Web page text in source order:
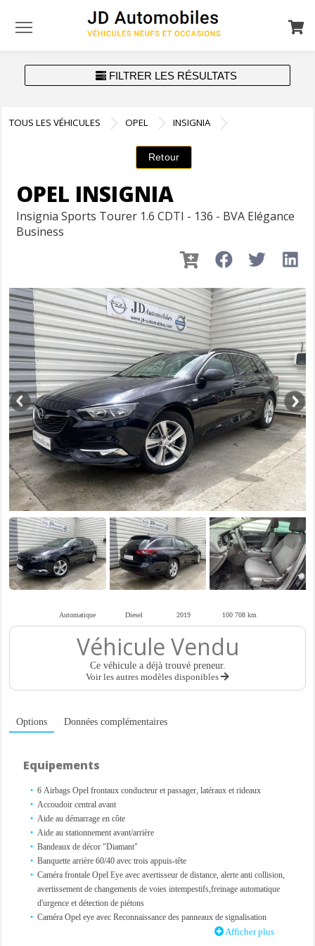
FILTRER LES RÉSULTATS
TOUS LES VÉHICULES OPEL INSIGNIA
OPEL INSIGNIA
Insignia Sports Tourer 1.6 CDTI - 136 - BVA Elégance
Business
Automatique Diesel 2019 100 708 km
Véhicule Vendu
Ce véhicule a déjà trouvé preneur.
Voir les autres modèles disponibles
Options Données complémentaires
Equipements
6 Airbags Opel frontaux conducteur et passager, latéraux et rideaux
Accoudoir central avant
Aide au démarrage en côte
Aide au stationnement avant/arrière
Bandeaux de décor "Diamant"
Banquette arrière 60/40 avec trois appuis-tête
Caméra frontale Opel Eye avec avertisseur de distance, alerte anti collision,
avertissement de changements de voies intempestifs,freinage automatique
d'urgence et détection de piétons
Caméra Opel eye avec Reconnaissance des panneaux de signalisation
Afficher plus